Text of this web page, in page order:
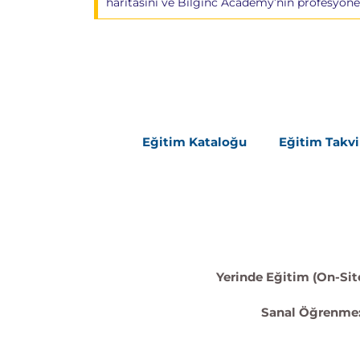
Öğrenme Hedefi: Bu modülde, NoSQL
Veritabanı GUI Görüntüleyicisinin
MongoDB ve Node.js Uygulamasını
SendGrid'i kullanarak Node.js
MongoDB ve MongoDB Compass
MongoDB ve Node.js'yi Bağlama
SendGrid'i Kullanarak Node.js
Eğitim Kataloğu Eğitim
Yerinde Eğitim (On-
Sanal